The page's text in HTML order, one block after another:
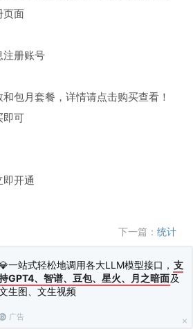
一站式轻松地调用各大LLM模型接口， 支
GPT4、智谱、豆包、星火、月之暗面及
生图、文生视频
广告
页面
注册账号
包月套餐，详情请点击购买查看！
即可
开通
下一篇： 统计